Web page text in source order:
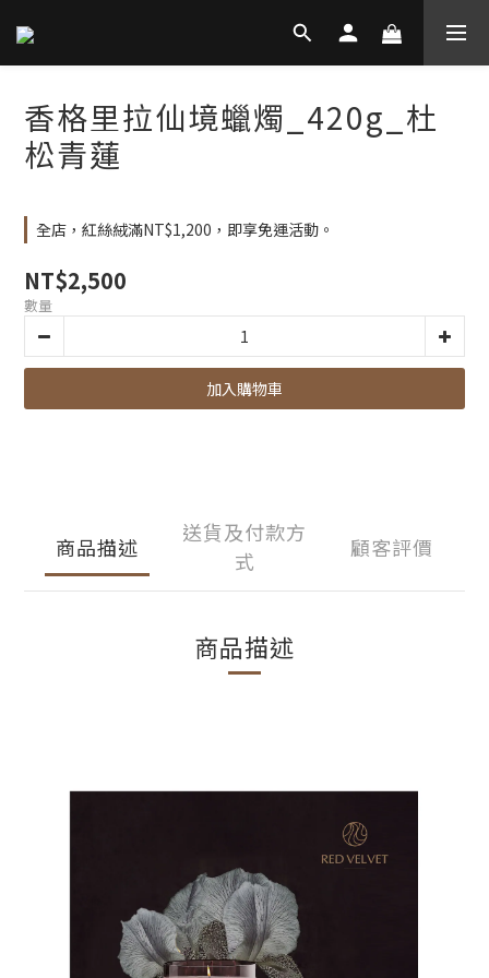
香格里拉仙境蠟燭_420g_杜
松青蓮
全店，紅絲絨滿NT$1,200，即享免運活動。
NT$2,500
數量
加入購物車
商品描述
送貨及付款方
式
顧客評價
商品描述